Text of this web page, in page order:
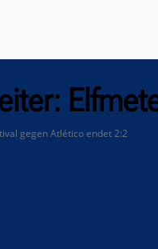
gegen Atlético endet 2:2